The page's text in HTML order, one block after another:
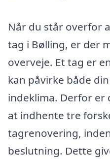
Når du står overfor
tag i Bølling, er der
overveje. Et tag er
kan påvirke både
indeklima. Derfor er
at indhente tre
tagrenovering,
beslutning. Dette